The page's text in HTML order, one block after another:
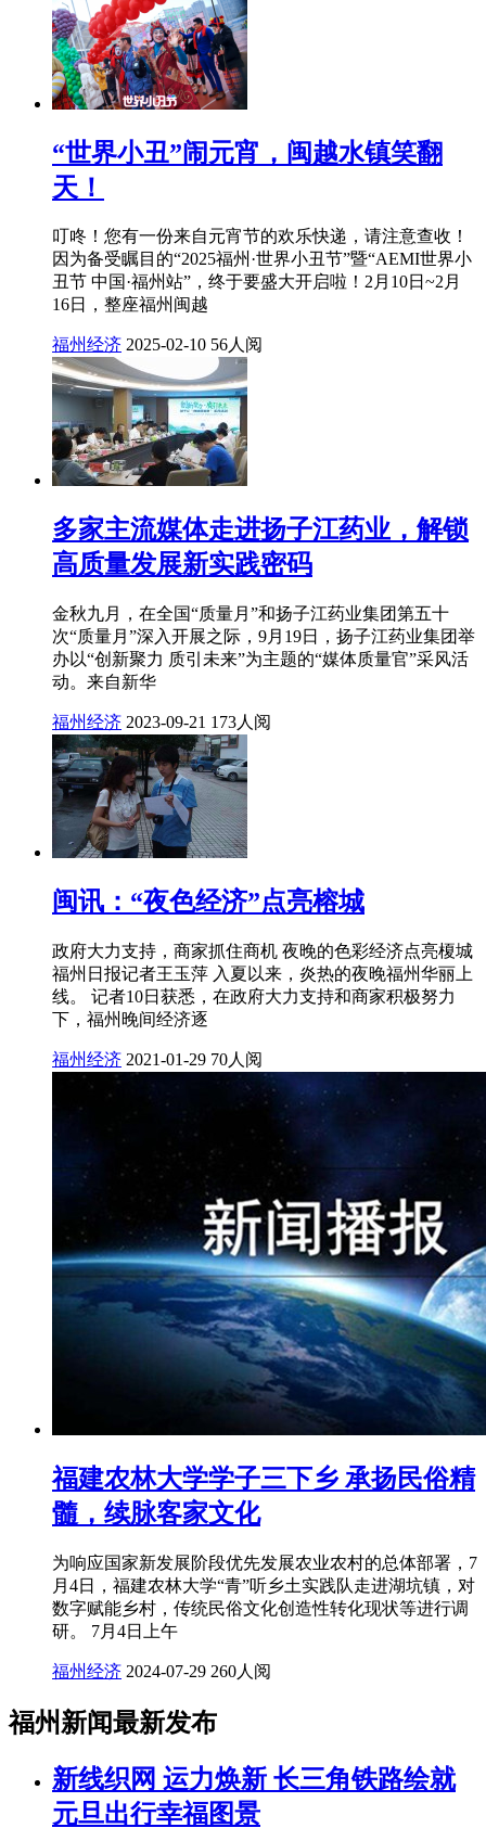
“世界小丑”闹元宵，闽越水镇笑翻
天！
叮咚！您有一份来自元宵节的欢乐快递，请注意查收！
因为备受瞩目的“2025福州·世界小丑节”暨“AEMI世界小
丑节 中国·福州站”，终于要盛大开启啦！2月10日~2月
16日，整座福州闽越
福州经济 2025-02-10 56人阅
多家主流媒体走进扬子江药业，解锁
高质量发展新实践密码
金秋九月，在全国“质量月”和扬子江药业集团第五十
次“质量月”深入开展之际，9月19日，扬子江药业集团举
办以“创新聚力 质引未来”为主题的“媒体质量官”采风活
动。来自新华
福州经济 2023-09-21 173人阅
闽讯：“夜色经济”点亮榕城
政府大力支持，商家抓住商机 夜晚的色彩经济点亮榎城
福州日报记者王玉萍 入夏以来，炎热的夜晚福州华丽上
线。 记者10日获悉，在政府大力支持和商家积极努力
下，福州晚间经济逐
福州经济 2021-01-29 70人阅
福建农林大学学子三下乡 承扬民俗精
髓，续脉客家文化
为响应国家新发展阶段优先发展农业农村的总体部署，7
月4日，福建农林大学“青”听乡土实践队走进湖坑镇，对
数字赋能乡村，传统民俗文化创造性转化现状等进行调
研。 7月4日上午
福州经济 2024-07-29 260人阅
福州新闻最新发布
新线织网 运力焕新 长三角铁路绘就
元旦出行幸福图景